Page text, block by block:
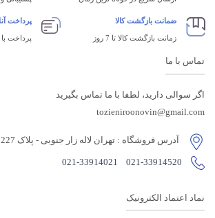
ضمانت بازگشت کالا
زمانت بازگشت کالا تا 7 روز
پرداخت
پرداخت
تماس با ما
اگر سوالی دارید، لطفا با ما تماس بگیرید
tozieniroonovin@gmail.com
آدرس فروشگاه : تهران لاله زار جنوبی - پلاک 227 طبقه اول
021-33914520
021-33914021
نماد اعتماد الکترونیک